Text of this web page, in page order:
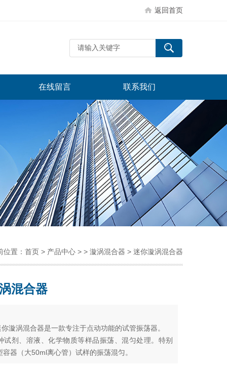
返回首页
在线留言 联系我们
位置： 首页 > 产品中心 > > 漩涡混合器 > 迷你漩涡混合器
混合器
漩涡混合器是一款专注于点动功能的试管振荡器。
试剂、溶液、化学物质等样品振荡、混匀处理。特别
容器（大50ml离心管）试样的振荡混匀。